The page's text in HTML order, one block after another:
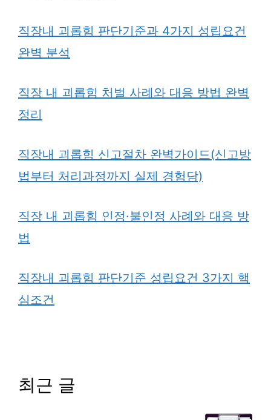
직장내 괴롭힘 판단기준과 4가지 성립요건
완벽 분석
직장 내 괴롭힘 처벌 사례와 대응 방법 완벽
정리
직장내 괴롭힘 신고절차 완벽가이드(신고방
법부터 처리과정까지 실제 경험담)
직장 내 괴롭힘 인정·불인정 사례와 대응 방
법
직장내 괴롭힘 판단기준 성립요건 3가지 핵
심조건
최근 글